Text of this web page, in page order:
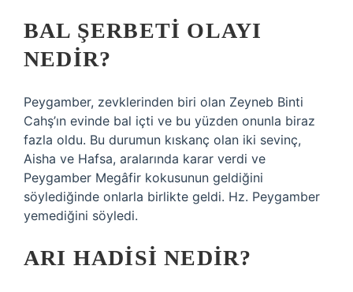
BAL ŞERBETI OLAYI
NEDIR?
Peygamber, zevklerinden biri olan Zeyneb Binti
Cahş’ın evinde bal içti ve bu yüzden onunla biraz
fazla oldu. Bu durumun kıskanç olan iki sevinç,
Aisha ve Hafsa, aralarında karar verdi ve
Peygamber Megâfir kokusunun geldiğini
söylediğinde onlarla birlikte geldi. Hz. Peygamber
yemediğini söyledi.
ARI HADISI NEDIR?